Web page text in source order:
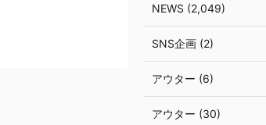
NEWS (2,049)
SNS企画 (2)
アウター (6)
アウター (30)